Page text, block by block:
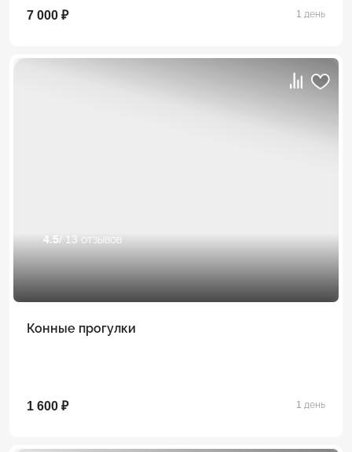
7 000 ₽ 1 день
4.5/ 13 отзывов
Конные прогулки
1 600 ₽ 1 день